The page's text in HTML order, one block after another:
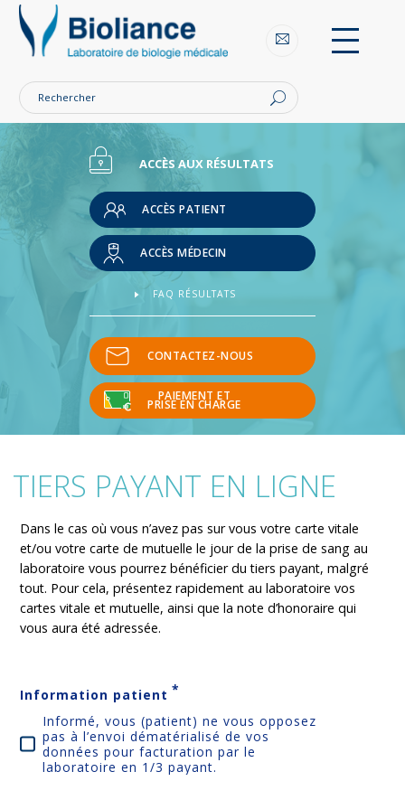
Nantes
ACCÈS AUX RÉSULTATS
ACCÈS PATIENT
ACCÈS MÉDECIN
FAQ RÉSULTATS
CONTACTEZ-NOUS
PAIEMENT ET
PRISE EN CHARGE
TIERS PAYANT EN LIGNE
Dans le cas où vous n’avez pas sur vous votre carte vitale
et/ou votre carte de mutuelle le jour de la prise de sang au
laboratoire vous pourrez bénéficier du tiers payant, malgré
tout. Pour cela, présentez rapidement au laboratoire vos
cartes vitale et mutuelle, ainsi que la note d’honoraire qui
vous aura été adressée.
Information patient *
Informé, vous (patient) ne vous opposez
pas à l’envoi dématérialisé de vos
données pour facturation par le
laboratoire en 1/3 payant.